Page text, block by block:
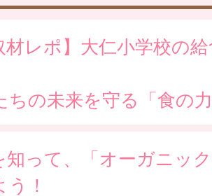
材レポ】大仁小学校の
ちの未来を守る「食の
知って、「オーガニッ
！